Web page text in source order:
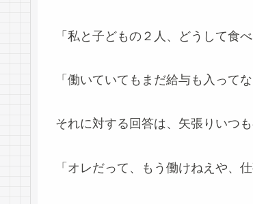
「私と子どもの２人、どうして食
「働いていてもまだ給与も入って
それに対する回答は、矢張りいつも
「オレだって、もう働けねえや、